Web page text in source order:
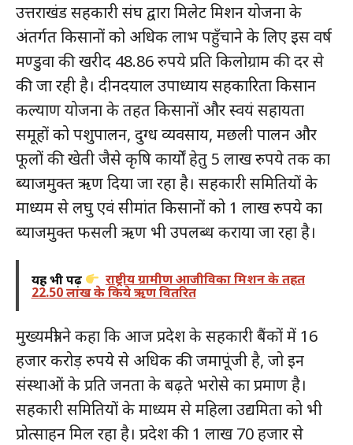
उत्तराखंड सहकारी संघ द्वारा मिलेट मिशन योजना के
अंतर्गत किसानों को अधिक लाभ पहुँचाने के लिए इस वर्ष
मण्डुवा की खरीद 48.86 रुपये प्रति किलोग्राम की दर से
की जा रही है। दीनदयाल उपाध्याय सहकारिता किसान
कल्याण योजना के तहत किसानों और स्वयं सहायता
समूहों को पशुपालन, दुग्ध व्यवसाय, मछली पालन और
फूलों की खेती जैसे कृषि कार्यों हेतु 5 लाख रुपये तक का
ब्याजमुक्त ऋण दिया जा रहा है। सहकारी समितियों के
माध्यम से लघु एवं सीमांत किसानों को 1 लाख रुपये का
ब्याजमुक्त फसली ऋण भी उपलब्ध कराया जा रहा है।
यह भी पढ़ें राष्ट्रीय ग्रामीण आजीविका मिशन के तहत
22.50 लाख के किये ऋण वितरित
मुख्यमंत्री ने कहा कि आज प्रदेश के सहकारी बैंकों में 16
हजार करोड़ रुपये से अधिक की जमापूंजी है, जो इन
संस्थाओं के प्रति जनता के बढ़ते भरोसे का प्रमाण है।
सहकारी समितियों के माध्यम से महिला उद्यमिता को भी
प्रोत्साहन मिल रहा है। प्रदेश की 1 लाख 70 हजार से